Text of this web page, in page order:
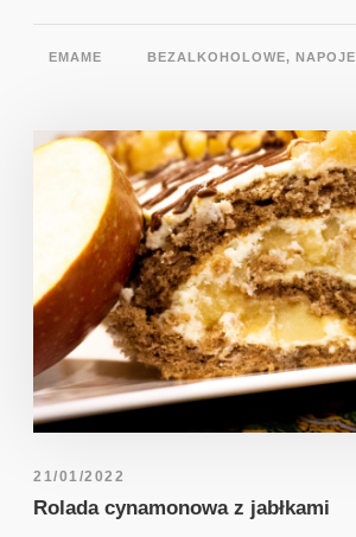
EMAME BEZALKOHOLOWE, NAPOJE
21/01/2022
Rolada cynamonowa z jabłkami